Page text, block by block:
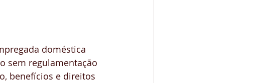
doméstica
sem regulamentação
benefícios e direitos